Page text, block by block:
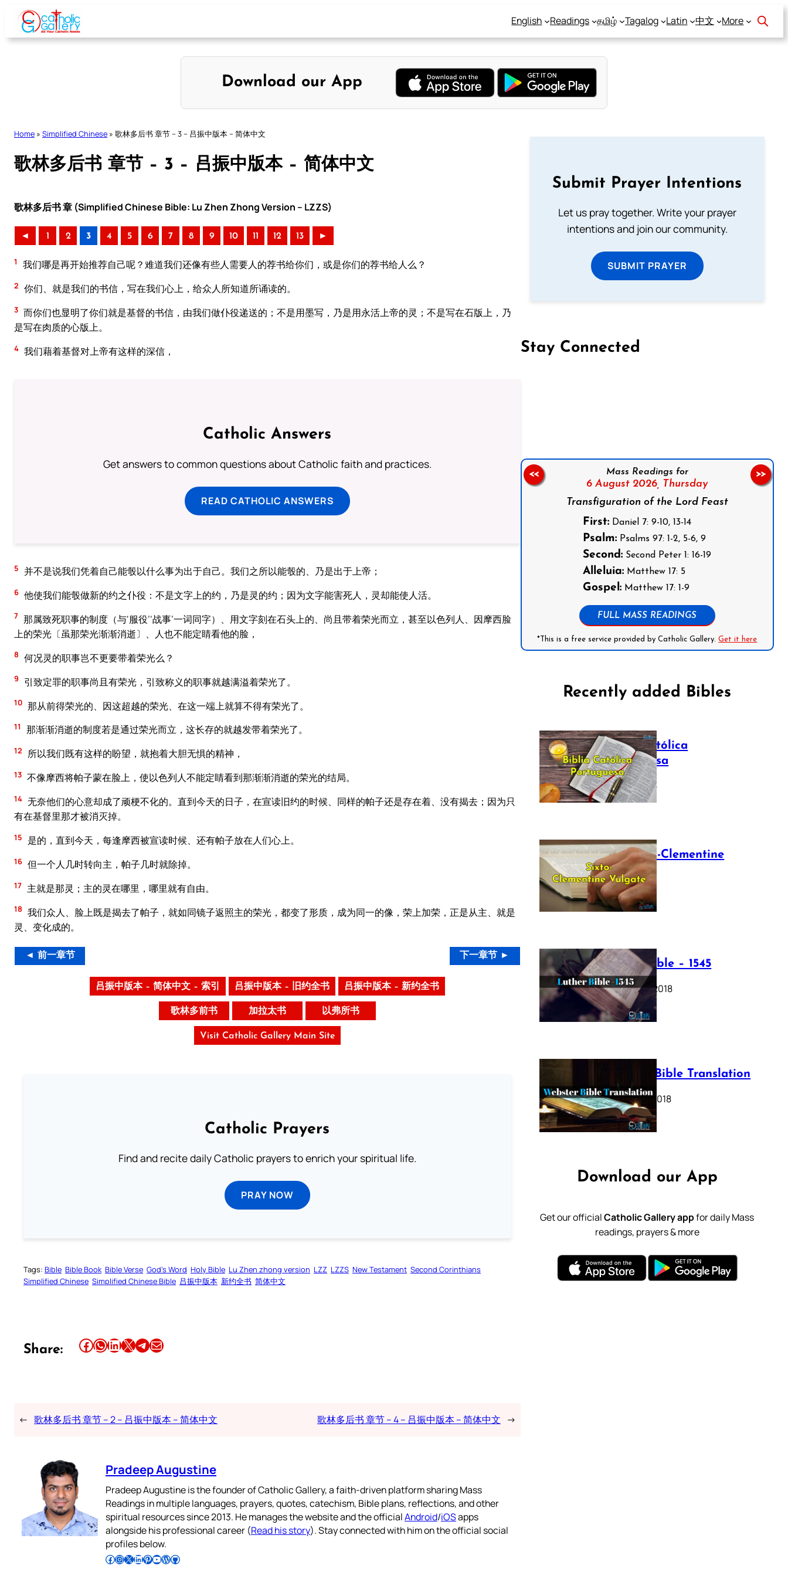
Skip
content
English Readings தமிழ் Tagalog Latin 中文 More
Download our App
Home » Simplified Chinese » 歌林多后书 章节 – 3 – 吕振中版本 – 简体中文
歌林多后书 章节 – 3 – 吕振中版本 – 简体中文
歌林多后书 章 (Simplified Chinese Bible: Lu Zhen Zhong Version – LZZS)
◄ 1 2 3 4 5 6 7 8 9 10 11 12 13 ►
1 我们哪是再开始推荐自己呢？难道我们还像有些人需要人的荐书给你们，或是你们的荐书给人么？
2 你们、就是我们的书信，写在我们心上，给众人所知道所诵读的。
3 而你们也显明了你们就是基督的书信，由我们做仆役递送的；不是用墨写，乃是用永活上帝的灵；不是写在石版上，乃
是写在肉质的心版上。
4 我们藉着基督对上帝有这样的深信，
Catholic Answers
Get answers to common questions about Catholic faith and practices.
READ CATHOLIC ANSWERS
5 并不是说我们凭着自己能彀以什么事为出于自己。我们之所以能彀的、乃是出于上帝；
6 他使我们能彀做新的约之仆役：不是文字上的约，乃是灵的约；因为文字能害死人，灵却能使人活。
7 那属致死职事的制度（与‘服役’‘战事’一词同字）、用文字刻在石头上的、尚且带着荣光而立，甚至以色列人、因摩西脸
上的荣光〔虽那荣光渐渐消逝〕、人也不能定睛看他的脸，
8 何况灵的职事岂不更要带着荣光么？
9 引致定罪的职事尚且有荣光，引致称义的职事就越满溢着荣光了。
10 那从前得荣光的、因这超越的荣光、在这一端上就算不得有荣光了。
11 那渐渐消逝的制度若是通过荣光而立，这长存的就越发带着荣光了。
12 所以我们既有这样的盼望，就抱着大胆无惧的精神，
13 不像摩西将帕子蒙在脸上，使以色列人不能定睛看到那渐渐消逝的荣光的结局。
14 无奈他们的心意却成了顽梗不化的。直到今天的日子，在宣读旧约的时候、同样的帕子还是存在着、没有揭去；因为只
有在基督里那才被消灭掉。
15 是的，直到今天，每逢摩西被宣读时候、还有帕子放在人们心上。
16 但一个人几时转向主，帕子几时就除掉。
17 主就是那灵；主的灵在哪里，哪里就有自由。
18 我们众人、脸上既是揭去了帕子，就如同镜子返照主的荣光，都变了形质，成为同一的像，荣上加荣，正是从主、就是
灵、变化成的。
◄ 前一章节 下一章节 ►
吕振中版本 – 简体中文 – 索引 吕振中版本 – 旧约全书 吕振中版本 – 新约全书
歌林多前书 加拉太书 以弗所书
Visit Catholic Gallery Main Site
Catholic Prayers
Find and recite daily Catholic prayers to enrich your spiritual life.
PRAY NOW
Tags: Bible Bible Book Bible Verse God’s Word Holy Bible Lu Zhen zhong version LZZ LZZS New Testament Second Corinthians
Simplified Chinese Simplified Chinese Bible 吕振中版本 新约全书 简体中文
Share: Share this article on Facebook Share this article on WhatsApp Share this article on LinkedIn Share this article on X Share this article on TelegramEmail this Article
← 歌林多后书 章节 – 2 – 吕振中版本 – 简体中文 歌林多后书 章节 – 4 – 吕振中版本 – 简体中文 →
Pradeep Augustine
Pradeep Augustine is the founder of Catholic Gallery, a faith-driven platform sharing Mass
Readings in multiple languages, prayers, quotes, catechism, Bible plans, reflections, and other
spiritual resources since 2013. He manages the website and the officialAndroid/iOSapps
alongside his professional career (Read his story). Stay connected with him on the official social
profiles below.
Follow Pradeep on Facebook Follow Pradeep on InstagramFollow Pradeep on X Follow Pradeep on LinkedIn Follow Pradeep on Pinterest Subscribe to Pradeep’s Youtube Channel Follow Pradeep on WordPress Follow Pradeep on GitHub
Submit Prayer Intentions
Let us pray together. Write your prayer
intentions and join our community.
SUBMIT PRAYER
Stay Connected
Mass Readings for
6 August 2026, Thursday
Transfiguration of the Lord Feast
First: Daniel 7: 9-10, 13-14
Psalm: Psalms 97: 1-2, 5-6, 9
Second: Second Peter 1: 16-19
Alleluia: Matthew 17: 5
Gospel: Matthew 17: 1-9
FULL MASS READINGS
*This is a free service provided by Catholic Gallery.Get it here
<< >>
Recently added Bibles
Bíblia Católica
Portuguesa
July 16, 2025
The Sixto-Clementine
Vulgate
July 12, 2025
Luther Bible – 1545
October 17, 2018
Webster Bible Translation
October 11, 2018
Download our App
Get our officialCatholic Gallery appfor daily Mass
readings, prayers & more